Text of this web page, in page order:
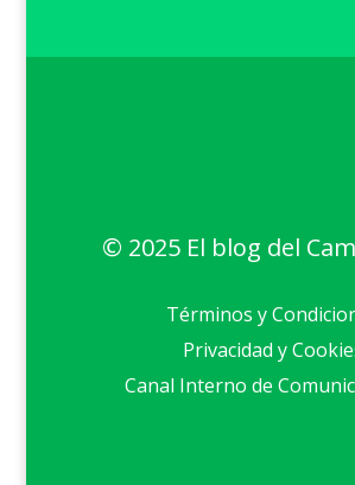
© 2025 El blog del
Términos y
Privacidad y
Canal Interno de